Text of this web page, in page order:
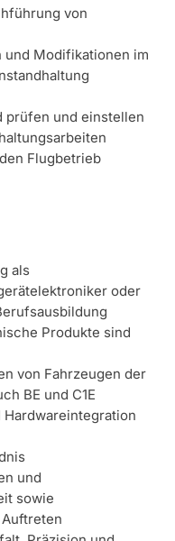
von
und Modifikationen im
prüfen und einstellen
Flugbetrieb
als
oder
Produkte sind
von Fahrzeugen der
BE und C1E
und
sowie